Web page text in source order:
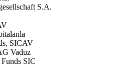
S.A.
SICAV
Vaduz
SIC